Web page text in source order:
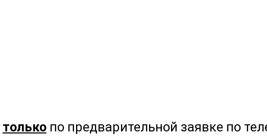
только по предварительной заявке по